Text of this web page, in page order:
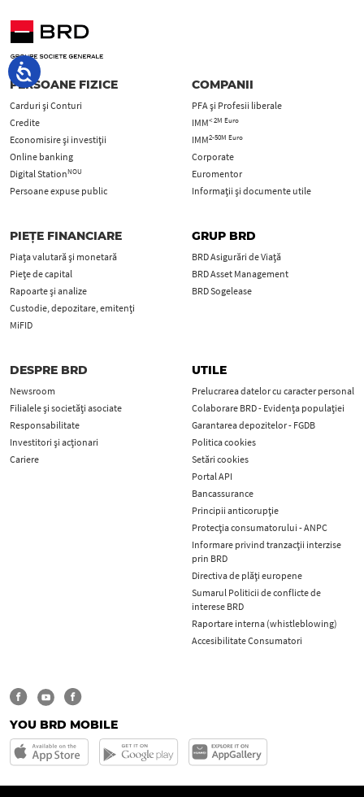
PERSOANE FIZICE
Carduri şi Conturi
Credite
Economisire și investiții
Online banking
Digital StationNOU
Persoane expuse public
COMPANII
PFA şi Profesii liberale
IMM< 2M Euro
IMM2-50M Euro
Corporate
Euromentor
Informații și documente utile
PIEȚE FINANCIARE
Piața valutară și monetară
Piețe de capital
Rapoarte și analize
Custodie, depozitare, emitenți
MiFID
GRUP BRD
BRD Asigurări de Viață
BRD Asset Management
BRD Sogelease
DESPRE BRD
Newsroom
Filialele și societăți asociate
Responsabilitate
Investitori și acționari
Cariere
UTILE
Prelucrarea datelor cu caracter personal
Colaborare BRD - Evidența populației
Garantarea depozitelor - FGDB
Politica cookies
Setări cookies
Portal API
Bancassurance
Principii anticorupţie
Protecţia consumatorului - ANPC
Informare privind tranzacții interzise
prin BRD
Directiva de plăți europene
Sumarul Politicii de conflicte de
interese BRD
Raportare interna (whistleblowing)
Accesibilitate Consumatori
YOU BRD MOBILE